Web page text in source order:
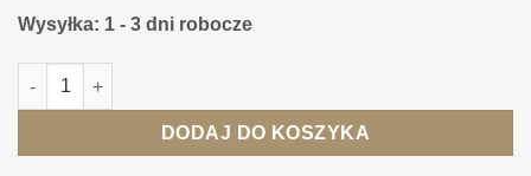
Wysyłka: 1 - 3 dni robocze
ilość PATERA na owoce, srebrna, z niklu, klasyczna
DODAJ DO KOSZYKA